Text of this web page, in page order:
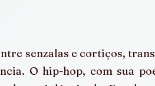
senzalas e cortiços,
O hip-hop, com sua